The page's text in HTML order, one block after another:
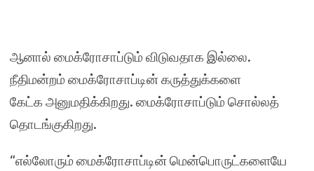
ஆனால் மைக்ரோசாப்டும் விடுவதாக இல்லை.
நீதிமன்றம் மைக்ரோசாப்டின் கருத்துக்களை
கேட்க அனுமதிக்கிறது. மைக்ரோசாப்டும் சொல்லத்
தொடங்குகிறது.
“எல்லோரும் மைக்ரோசாப்டின் மென்பொருட்களையே